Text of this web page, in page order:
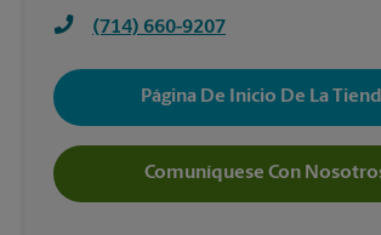
(714) 660-9207
Página De Inicio De La
Comuníquese Con